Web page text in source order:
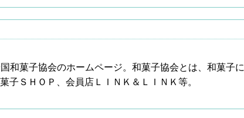
和菓子協会のホームページ。和菓子協会とは、和菓子に
子ＳＨＯＰ、会員店ＬＩＮＫ＆ＬＩＮＫ等。